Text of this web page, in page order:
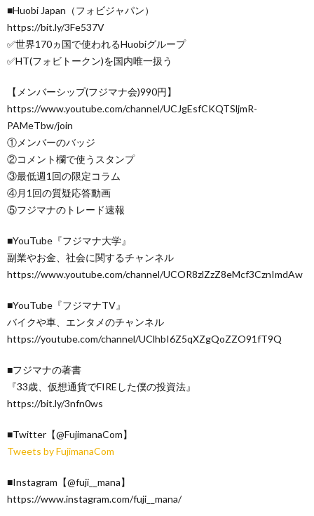
■Huobi Japan（フォビジャパン）
https://bit.ly/3Fe537V
✅世界170ヵ国で使われるHuobiグループ
✅HT(フォビトークン)を国内唯一扱う
【メンバーシップ(フジマナ会)990円】
https://www.youtube.com/channel/UCJgEsfCKQTSljmR-
PAMeTbw/join
①メンバーのバッジ
②コメント欄で使うスタンプ
③最低週1回の限定コラム
④月1回の質疑応答動画
⑤フジマナのトレード速報
■YouTube『フジマナ大学』
副業やお金、社会に関するチャンネル
https://www.youtube.com/channel/UCOR8zlZzZ8eMcf3CznImdAw
■YouTube『フジマナTV』
バイクや車、エンタメのチャンネル
https://youtube.com/channel/UClhbI6Z5qXZgQoZZO91fT9Q
■フジマナの著書
『33歳、仮想通貨でFIREした僕の投資法』
https://bit.ly/3nfn0ws
■Twitter【@FujimanaCom】
Tweets by FujimanaCom
■Instagram【@fuji__mana】
https://www.instagram.com/fuji__mana/